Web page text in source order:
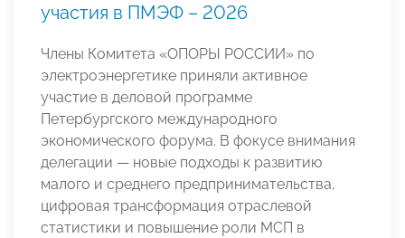
участия в ПМЭФ – 2026
Члены Комитета «ОПОРЫ РОССИИ» по
электроэнергетике приняли активное
участие в деловой программе
Петербургского международного
экономического форума. В фокусе внимания
делегации — новые подходы к развитию
малого и среднего предпринимательства,
цифровая трансформация отраслевой
статистики и повышение роли МСП в